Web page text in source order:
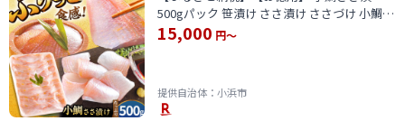
500gパック 笹漬け ささ漬け ささづけ 小鯛
福井県 小浜市 / 上杉商店[BFAD017]
15,000 円～
提供自治体：小浜市